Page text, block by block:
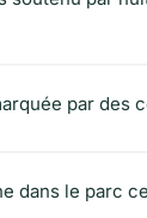
par des
dans le parc